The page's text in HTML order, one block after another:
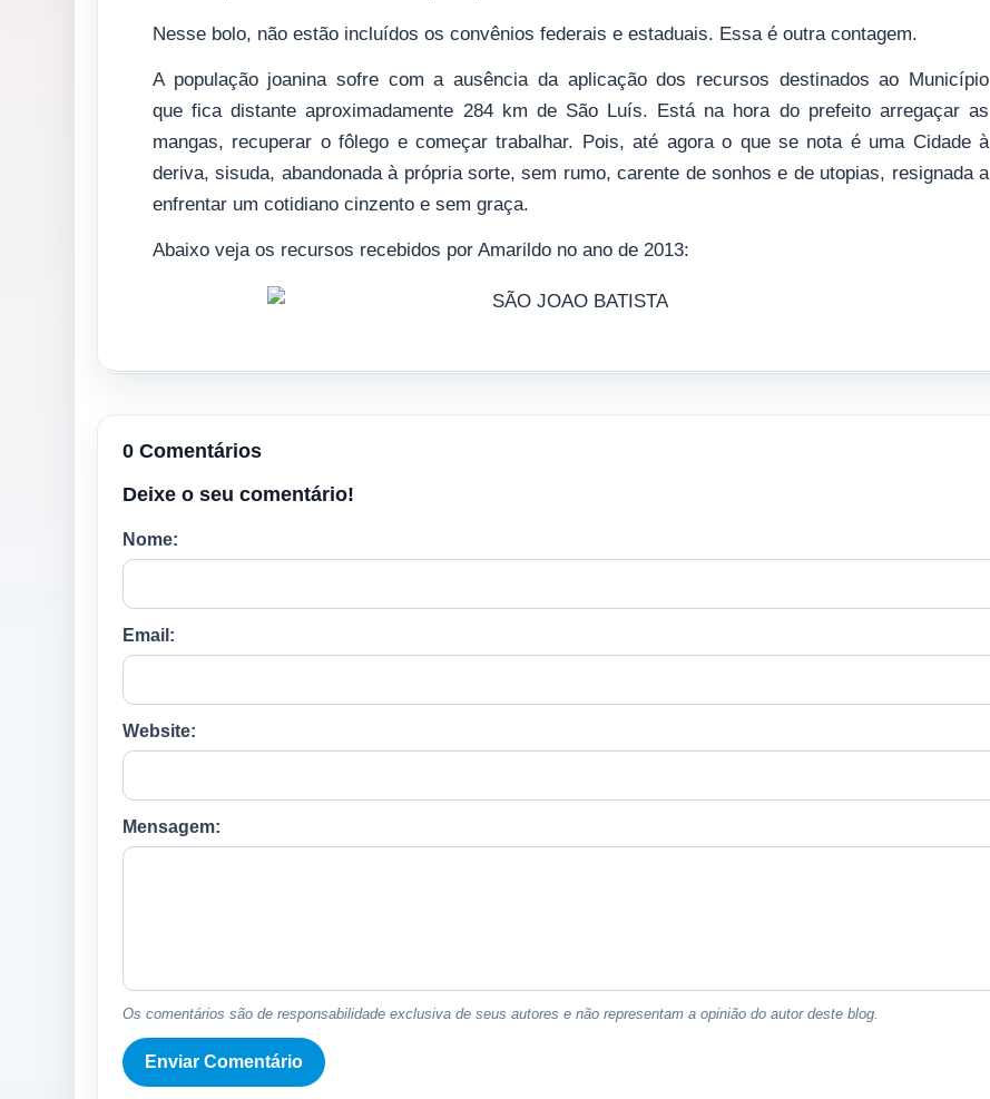
Nesse bolo, não estão incluídos os convênios federais e estaduais. Essa é outra contagem.
A população joanina sofre com a ausência da aplicação dos recursos destinados ao Município
que fica distante aproximadamente 284 km de São Luís. Está na hora do prefeito arregaçar as
mangas, recuperar o fôlego e começar trabalhar. Pois, até agora o que se nota é uma Cidade à
deriva, sisuda, abandonada à própria sorte, sem rumo, carente de sonhos e de utopias, resignada a
enfrentar um cotidiano cinzento e sem graça.
Abaixo veja os recursos recebidos por Amarildo no ano de 2013:
0 Comentários
Deixe o seu comentário!
Nome:
Email:
Website:
Mensagem:
Os comentários são de responsabilidade exclusiva de seus autores e não representam a opinião do autor deste blog.